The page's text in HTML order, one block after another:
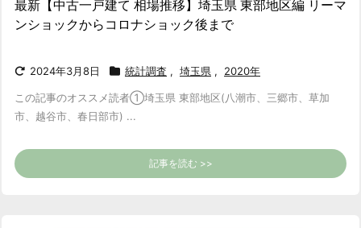
最新【中古一戸建て 相場推移】埼玉県 東部地区編 リーマ
ンショックからコロナショック後まで
2024年3月8日 統計調査 , 埼玉県 , 2020年
この記事のオススメ読者①埼玉県 東部地区(八潮市、三郷市、草加
市、越谷市、春日部市) ...
記事を読む >>